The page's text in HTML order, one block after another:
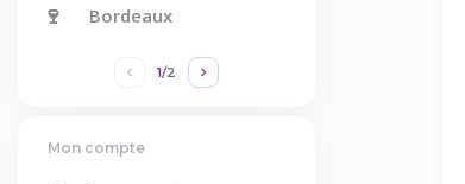
🍷 Bordeaux
1/2
Mon compte